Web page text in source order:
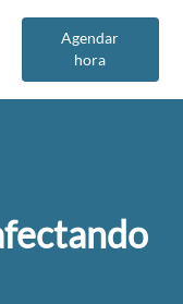
Agendar
hora